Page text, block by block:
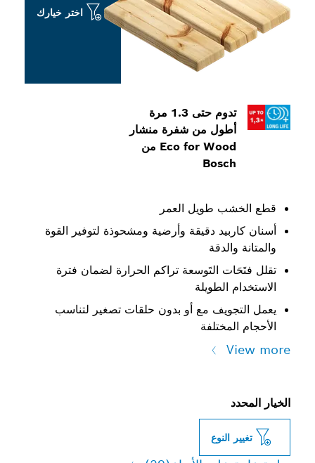
تدوم حتى 1.3 مرة
من شفرة منشار
Eco for Wood من
طويل العمر
دقيقة وأرضية ومشحوذة لتوفير القوة
التَوسعة تراكم الحرارة لضمان فترة
مع أو بدون حلقات تصغير لتناسب
اختر خيارك